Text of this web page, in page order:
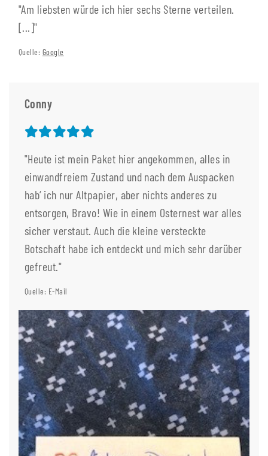
"Am liebsten würde ich hier sechs Sterne verteilen.
[...]"
Quelle: Google
Conny
"Heute ist mein Paket hier angekommen, alles in
einwandfreiem Zustand und nach dem Auspacken
hab‘ ich nur Altpapier, aber nichts anderes zu
entsorgen, Bravo! Wie in einem Osternest war alles
sicher verstaut. Auch die kleine versteckte
Botschaft habe ich entdeckt und mich sehr darüber
gefreut."
Quelle: E-Mail